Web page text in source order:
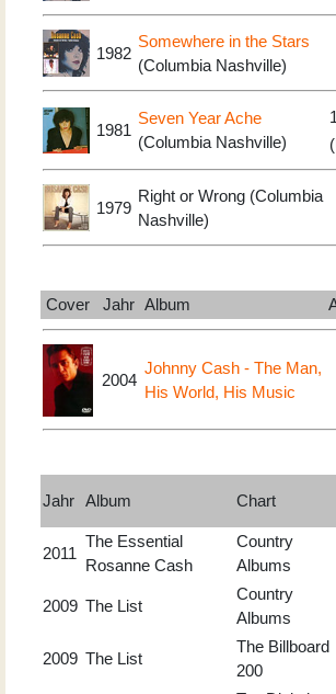
1982
Somewhere in the Stars
(Columbia Nashville)
1981
Seven Year Ache
(Columbia Nashville)
1979
Right or Wrong (Columbia
Nashville)
Cover Jahr Album
2004
Johnny Cash - The Man,
His World, His Music
Jahr Album Chart
2011
The Essential
Rosanne Cash
Country
Albums
2009 The List
Country
Albums
2009 The List
The Billboard
200